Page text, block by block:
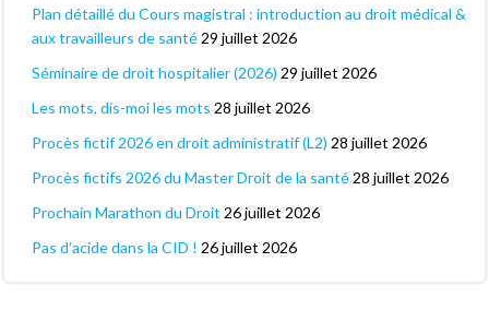
Plan détaillé du Cours magistral : introduction au droit médical &
aux travailleurs de santé 29 juillet 2026
Séminaire de droit hospitalier (2026) 29 juillet 2026
Les mots, dis-moi les mots 28 juillet 2026
Procès fictif 2026 en droit administratif (L2) 28 juillet 2026
Procès fictifs 2026 du Master Droit de la santé 28 juillet 2026
Prochain Marathon du Droit 26 juillet 2026
Pas d’acide dans la CID ! 26 juillet 2026